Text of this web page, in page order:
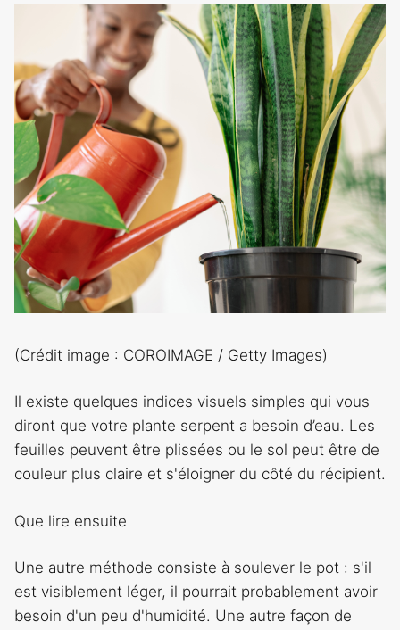
(Crédit image : COROIMAGE / Getty Images)
Il existe quelques indices visuels simples qui vous
diront que votre plante serpent a besoin d’eau. Les
feuilles peuvent être plissées ou le sol peut être de
couleur plus claire et s'éloigner du côté du récipient.
Que lire ensuite
Une autre méthode consiste à soulever le pot : s'il
est visiblement léger, il pourrait probablement avoir
besoin d'un peu d'humidité. Une autre façon de